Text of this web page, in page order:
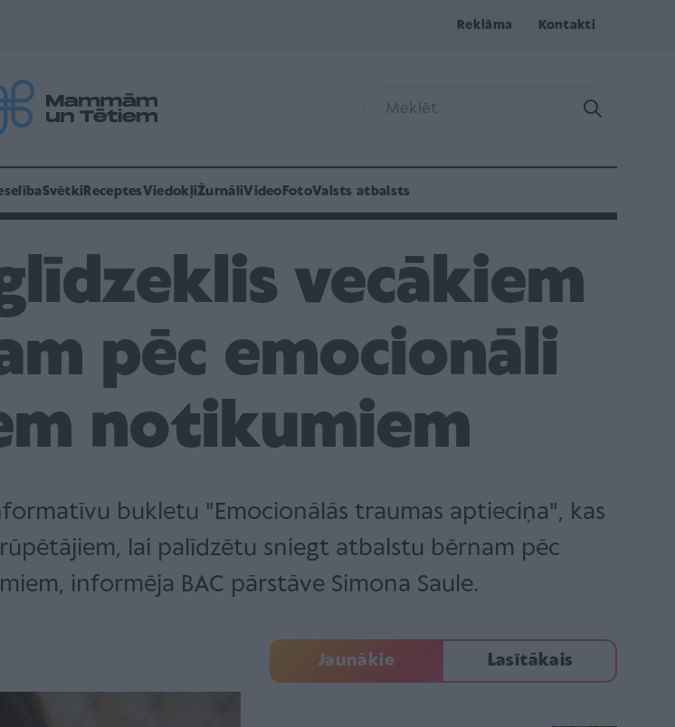
Reklāma Kontakti
Svētki ReceptesViedokļiŽurnāliVideo FotoValsts atbalsts
vecākiem
pēc emocionāli
notikumiem
bukletu "Emocionālās traumas aptieciņa", kas
lai palīdzētu sniegt atbalstu bērnam pēc
informēja BAC pārstāve Simona Saule.
Jaunākie Lasītākais